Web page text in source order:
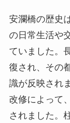
安瀾橋の歴史
の日常生活や
ていました。
復され、その
識が反映され
改修によって
されました。